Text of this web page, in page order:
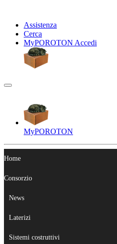
Assistenza
Cerca
MyPOROTON Accedi
MyPOROTON
Home
Consorzio
News
Laterizi
Sistemi costruttivi